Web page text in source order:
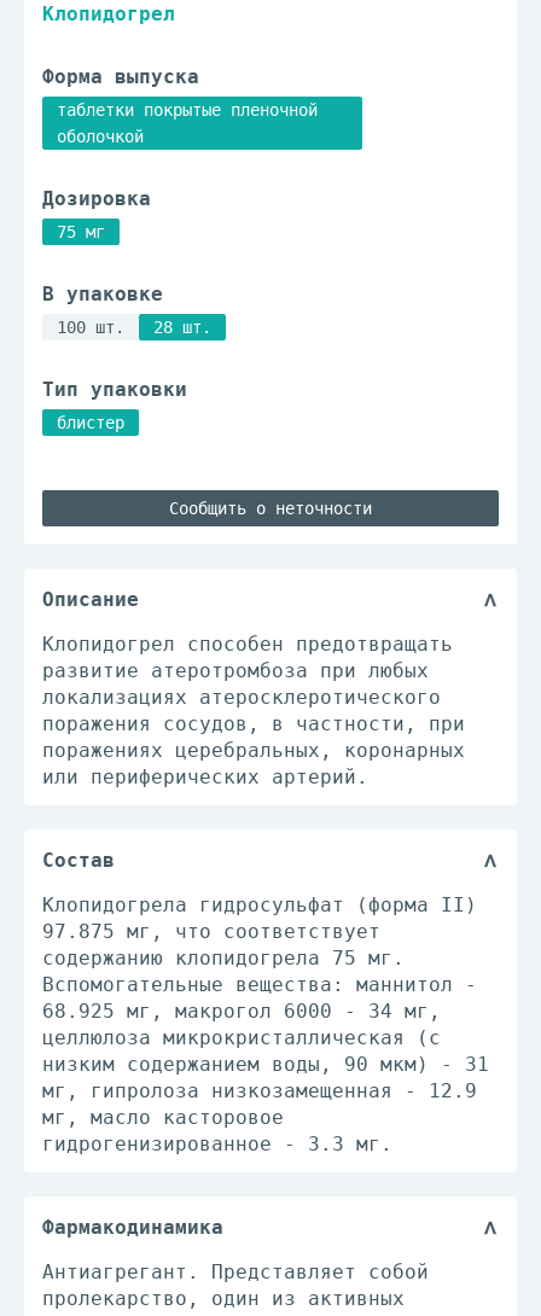
Клопидогрел
Форма выпуска
таблетки покрытые пленочной
оболочкой
Дозировка
75 мг
В упаковке
100 шт. 28 шт.
Тип упаковки
блистер
Сообщить о неточности
Описание
Клопидогрел способен предотвращать
развитие атеротромбоза при любых
локализациях атеросклеротического
поражения сосудов, в частности, при
поражениях церебральных, коронарных
или периферических артерий.
Состав
Клопидогрела гидросульфат (форма II)
97.875 мг, что соответствует
содержанию клопидогрела 75 мг.
Вспомогательные вещества: маннитол -
68.925 мг, макрогол 6000 - 34 мг,
целлюлоза микрокристаллическая (с
низким содержанием воды, 90 мкм) - 31
мг, гипролоза низкозамещенная - 12.9
мг, масло касторовое
гидрогенизированное - 3.3 мг.
Фармакодинамика
Антиагрегант. Представляет собой
пролекарство, один из активных